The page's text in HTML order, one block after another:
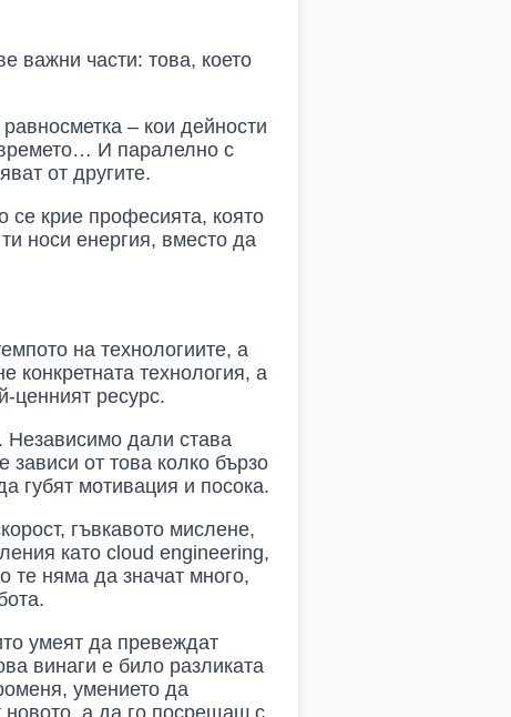
важни части: това, което
– кои дейности
времето… И паралелно с
от другите.
се крие професията, която
носи енергия, вместо да
на технологиите, а
конкретната технология, а
ценният ресурс.
Независимо дали става
от това колко бързо
губят мотивация и посока.
гъвкавото мислене,
като cloud engineering,
те няма да значат много,
умеят да превеждат
винаги е било разликата
умението да
новото, а да го посрещаш с